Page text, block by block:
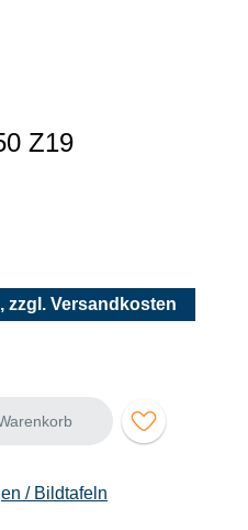
Z19
zzgl. Versandkosten
/ Bildtafeln